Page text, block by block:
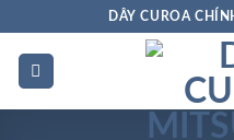
dung
DÂY CUROA